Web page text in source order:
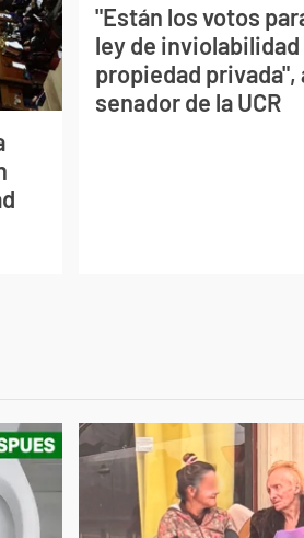
"Están los votos
ley de inviolabilidad
propiedad
senador de la UCR